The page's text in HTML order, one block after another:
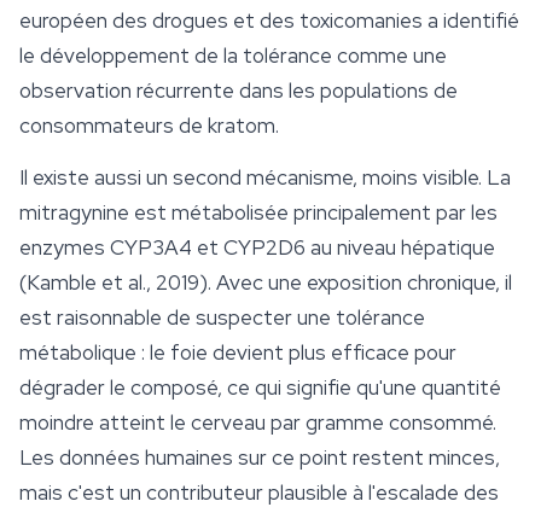
européen des drogues et des toxicomanies a identifié
le développement de la tolérance comme une
observation récurrente dans les populations de
consommateurs de kratom.
Il existe aussi un second mécanisme, moins visible. La
mitragynine est métabolisée principalement par les
enzymes CYP3A4 et CYP2D6 au niveau hépatique
(Kamble et al., 2019). Avec une exposition chronique, il
est raisonnable de suspecter une tolérance
métabolique : le foie devient plus efficace pour
dégrader le composé, ce qui signifie qu'une quantité
moindre atteint le cerveau par gramme consommé.
Les données humaines sur ce point restent minces,
mais c'est un contributeur plausible à l'escalade des